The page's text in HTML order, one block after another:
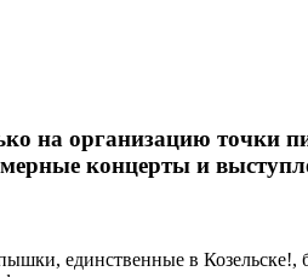
на организацию точки
концерты и
единственные в